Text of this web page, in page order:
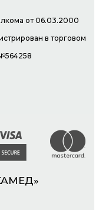
от 06.03.2000
в торговом